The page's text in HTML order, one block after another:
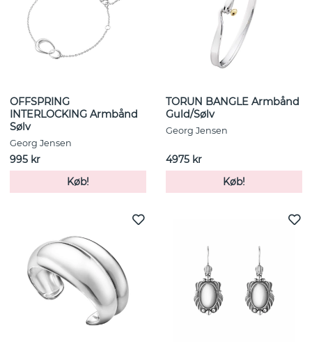
OFFSPRING
INTERLOCKING Armbånd
Sølv
Georg Jensen
995 kr
Køb!
TORUN BANGLE Armbånd
Guld/Sølv
Georg Jensen
4975 kr
Køb!